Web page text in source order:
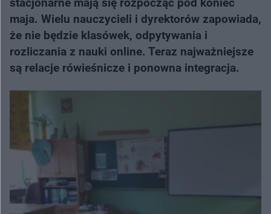
maja. Wielu nauczycieli i dyrektorów zapowiada,
że nie będzie klasówek, odpytywania i
rozliczania z nauki online. Teraz najważniejsze
są relacje rówieśnicze i ponowna integracja.